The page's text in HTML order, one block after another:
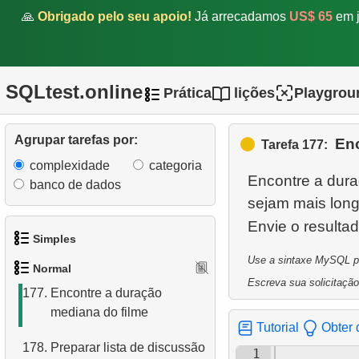
🙏 Obrigado pelo seu apoio! Já arrecadamos US$ 65 em
SQLtest.online Prática lições
Agrupar tarefas por:
complexidade
categoria
banco de dados
Simples
Lista de idiomas
3. Obtenha a lista de nomes
Normal
173.Encontre funcionários bem
pagos
174.Encontre o salário médio
175.Encontre a hipotenusa de
um triângulo
176.Encontre o valor médio do
177. Encontre a duração
mediana do filme
178. Preparar lista de discussão
Tarefa 177:
Encontre a
sejam mais
Envie o
Use a sintaxe MySQL
Escreva sua
Tutorial Obter
1